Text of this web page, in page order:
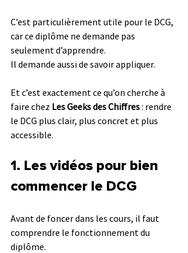
C’est particulièrement utile pour le DCG,
car ce diplôme ne demande pas
seulement d’apprendre.
Il demande aussi de savoir appliquer.
Et c’est exactement ce qu’on cherche à
faire chez Les Geeks des Chiffres : rendre
le DCG plus clair, plus concret et plus
accessible.
1. Les vidéos pour bien
commencer le DCG
Avant de foncer dans les cours, il faut
comprendre le fonctionnement du
diplôme.